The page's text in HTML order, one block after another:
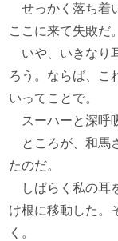
せっかく落ち着
ここに来て失敗だ。
いや、いきなり
ろう。ならば、こ
いってことで。
スーハーと深呼
ところが、和馬
たのだ。
しばらく私の耳
け根に移動した。
く。